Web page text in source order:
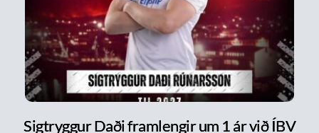
Sigtryggur Daði framlengir um 1 ár við ÍBV